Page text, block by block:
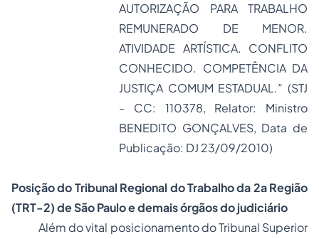
AUTORIZAÇÃO PARA TRABALHO
REMUNERADO DE MENOR.
ATIVIDADE ARTÍSTICA. CONFLITO
CONHECIDO. COMPETÊNCIA DA
JUSTIÇA COMUM ESTADUAL.” (STJ
- CC: 110378, Relator: Ministro
BENEDITO GONÇALVES, Data de
Publicação: DJ 23/09/2010)
Posição do Tribunal Regional do Trabalho da 2a Região
(TRT-2) de São Paulo e demais órgãos do judiciário
Além do vital posicionamento do Tribunal Superior